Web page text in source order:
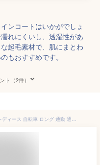
ンコートはいかがでしょ
れにくいし、透湿性があ
起毛素材で、肌にまとわ
もおすすめです。
ト（2件）
【30％OFFクーポン】 レインコート レディース 自転車 ロング 通勤 通学 おしゃれ リュック リュック対応 ママ メンズ 軽量 蒸れない ワークマン 完全防水 ポンチョ 男女兼用 通学 フード付き レインウェア レインポンチョ 防災 雨具 かわいい ポケット付